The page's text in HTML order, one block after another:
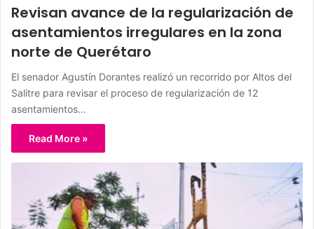
Revisan avance de la regularización de
asentamientos irregulares en la zona
norte de Querétaro
El senador Agustín Dorantes realizó un recorrido por Altos del
Salitre para revisar el proceso de regularización de 12
asentamientos…
Read More »